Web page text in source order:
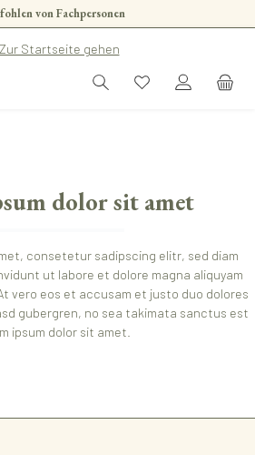
von Fachpersonen
dolor sit amet
consetetur sadipscing elitr, sed diam
ut labore et dolore magna aliquyam
vero eos et accusam et justo duo dolores
gubergren, no sea takimata sanctus est
ipsum dolor sit amet.